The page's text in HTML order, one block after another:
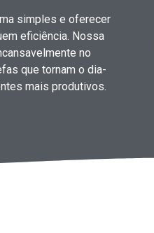
simples e oferecer
eficiência. Nossa
no
que tornam o dia-
mais produtivos.